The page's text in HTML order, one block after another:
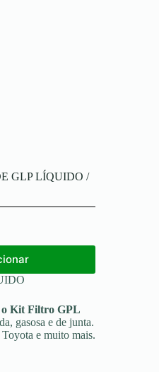
GLP LÍQUIDO /
o Kit Filtro GPL
gasosa e de junta.
e muito mais.